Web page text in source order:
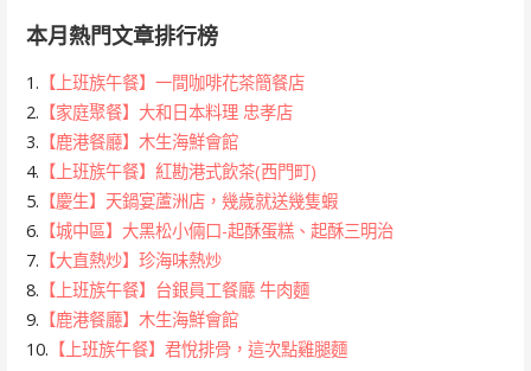
本月熱門文章排行榜
1. 【上班族午餐】一間咖啡花茶簡餐店
2. 【家庭聚餐】大和日本料理 忠孝店
3. 【鹿港餐廳】木生海鮮會館
4. 【上班族午餐】紅勘港式飲茶(西門町)
5. 【慶生】天鍋宴蘆洲店，幾歲就送幾隻蝦
6. 【城中區】大黑松小倆口-起酥蛋糕、起酥三明治
7. 【大直熱炒】珍海味熱炒
8. 【上班族午餐】台銀員工餐廳 牛肉麵
9. 【鹿港餐廳】木生海鮮會館
10. 【上班族午餐】君悅排骨，這次點雞腿麵